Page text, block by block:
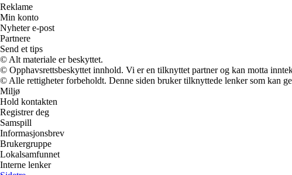
Reklame
Min konto
Nyheter e-post
Partnere
Send et tips
© Alt materiale er beskyttet.
© Opphavsrettsbeskyttet innhold. Vi er en tilknyttet partner og kan motta
© Alle rettigheter forbeholdt. Denne siden bruker tilknyttede lenker som kan
Miljø
Hold kontakten
Registrer deg
Samspill
Informasjonsbrev
Brukergruppe
Lokalsamfunnet
Interne lenker